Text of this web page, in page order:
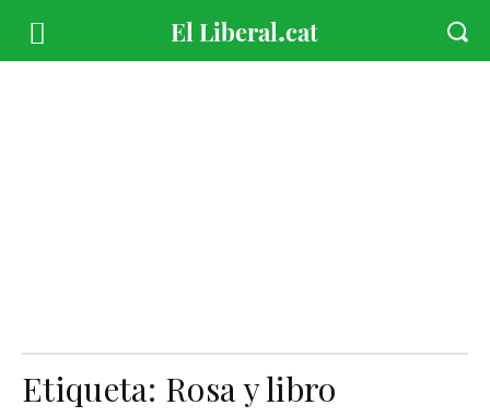
Etiqueta: Rosa y libro